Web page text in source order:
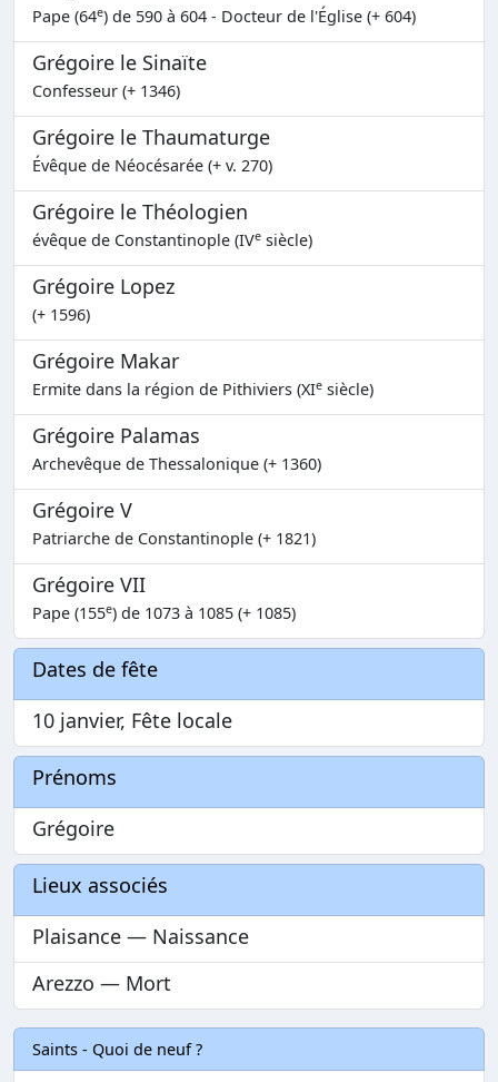
Pape (64e) de 590 à 604 - Docteur de l'Église (+ 604)
Grégoire le Sinaïte
Confesseur (+ 1346)
Grégoire le Thaumaturge
Évêque de Néocésarée (+ v. 270)
Grégoire le Théologien
évêque de Constantinople (IVe siècle)
Grégoire Lopez
(+ 1596)
Grégoire Makar
Ermite dans la région de Pithiviers (XIe siècle)
Grégoire Palamas
Archevêque de Thessalonique (+ 1360)
Grégoire V
Patriarche de Constantinople (+ 1821)
Grégoire VII
Pape (155e) de 1073 à 1085 (+ 1085)
Dates de fête
10 janvier, Fête locale
Prénoms
Grégoire
Lieux associés
Plaisance — Naissance
Arezzo — Mort
Saints - Quoi de neuf ?